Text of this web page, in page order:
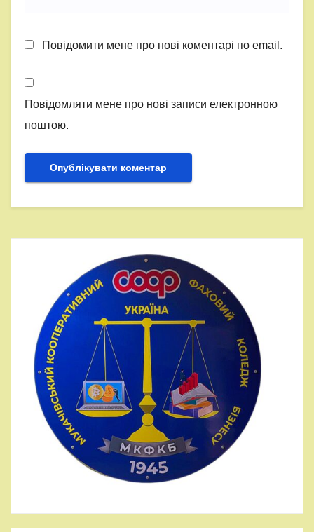
Повідомити мене про нові коментарі по email.
Повідомляти мене про нові записи електронною
поштою.